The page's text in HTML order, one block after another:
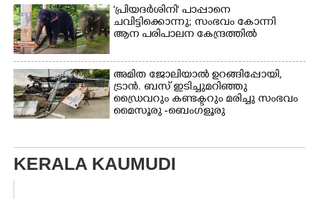
'പ്രിയദർശിനി' പാപ്പാനെ
ചവിട്ടിക്കൊന്നു; സംഭവം കോന്നി
ആന പരിപാലന കേന്ദ്രത്തിൽ
അമിത ജോലിയാൽ ഉറങ്ങിപ്പോയി,
ട്രാൻ. ബസ് ഇടിച്ചുമറിഞ്ഞു
ഡ്രൈവറും കണ്ടക്ടറും മരിച്ചു സംഭവം
മൈസൂരു -ബെംഗളൂരു
KERALA KAUMUDI